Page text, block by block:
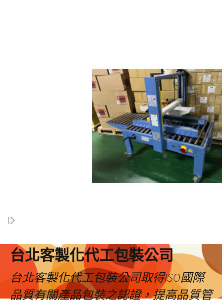
台北客製化代工包裝公司
台北客製化代工包裝公司取得ISO國際
品質有關產品包裝之認證，提高品質管